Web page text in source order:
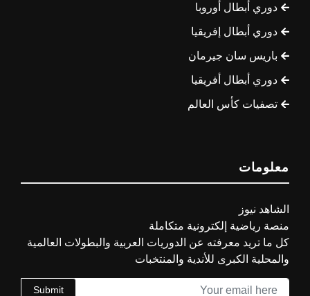
دوري أبطال أوروبا
دوري أبطال إفريقيا
باريس سان جيرمان
دوري أبطال أفريقيا
تصفيات كأس العالم
معلومات
الشاهد نيوز
منصة رياضية إلكترونية متكاملة
كل ما تريد معرفته عن الدوريات العربية والبطولات العالمية
والمحلية الكبرى للأندية والمنتخبات
Submit